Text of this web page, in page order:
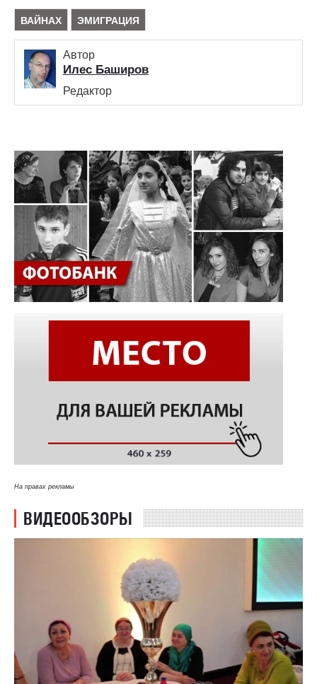
ВАЙНАХ ЭМИГРАЦИЯ
Автор
Илес Баширов
Редактор
На правах рекламы
ВИДЕООБЗОРЫ